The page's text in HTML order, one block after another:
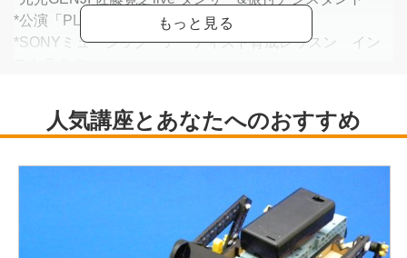
*公演「PLANET X」2006〜2010出演
*SONYミュージック アーティスト育成レッスン イン
*2004 MissDanceDrillAllstarCompetition プロップ部門3位
*2005 全日本チアダンス選手権大会 3位
*2008 USA nationals in japan Spiritleading部門 優勝